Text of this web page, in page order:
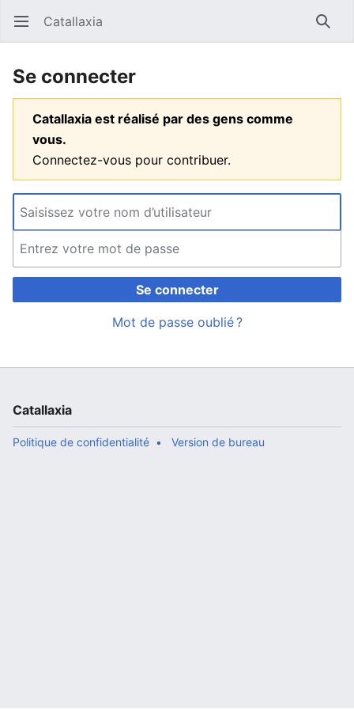
Ouvrir le menu principal Catallaxia
Se connecter
Catallaxia est réalisé par des gens comme
vous.
Connectez-vous pour contribuer.
Se connecter
Mot de passe oublié ?
Catallaxia
Politique de confidentialité Version de bureau